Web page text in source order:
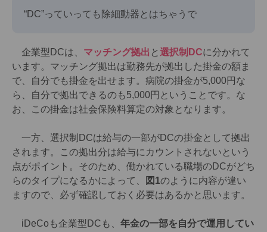
“DC”っていっても除細動器とはちゃうで
企業型DCは、 マッチング拠出 と 選択制DCに分かれて
います。マッチング拠出は勤務先が拠出した掛金の額ま
で、自分でも掛金を出せます。病院の掛金が5,000円な
ら、自分で拠出できるのも5,000円ということです。な
お、この掛金は社会保険料算定の対象となります。
一方、選択制DCは給与の一部がDCの掛金として拠出
されます。この拠出分は給与にカウントされないという
点がポイント。そのため、働かれている職場のDCがどち
らのタイプになるかによって、
図1のように内容が違い
ますので、必ず確認しておく必要はあるかと思います。
iDeCoも企業型DCも、 年金の一部を自分で運用してい